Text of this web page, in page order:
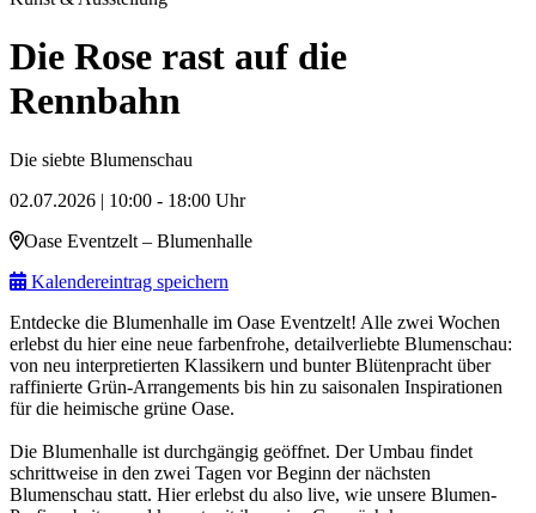
Die Rose rast auf die
Rennbahn
Die siebte Blumenschau
02.07.2026 | 10:00 - 18:00 Uhr
Oase Eventzelt – Blumenhalle
Kalendereintrag speichern
Entdecke die Blumenhalle im Oase Eventzelt! Alle zwei Wochen
erlebst du hier eine neue farbenfrohe, detailverliebte Blumenschau:
von neu interpretierten Klassikern und bunter Blütenpracht über
raffinierte Grün-Arrangements bis hin zu saisonalen Inspirationen
für die heimische grüne Oase.
Die Blumenhalle ist durchgängig geöffnet. Der Umbau findet
schrittweise in den zwei Tagen vor Beginn der nächsten
Blumenschau statt. Hier erlebst du also live, wie unsere Blumen-